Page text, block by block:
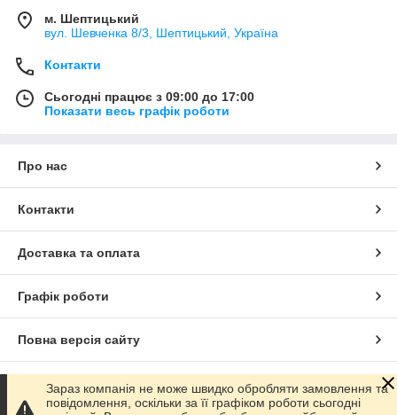
м. Шептицький
вул. Шевченка 8/3, Шептицький, Україна
Контакти
Сьогодні працює з 09:00 до 17:00
Показати весь графік роботи
Про нас
Контакти
Доставка та оплата
Графік роботи
Повна версія сайту
Сайт створено на маркетплейсіProm.ua
Зараз компанія не може швидко обробляти замовлення та
повідомлення, оскільки за її графіком роботи сьогодні